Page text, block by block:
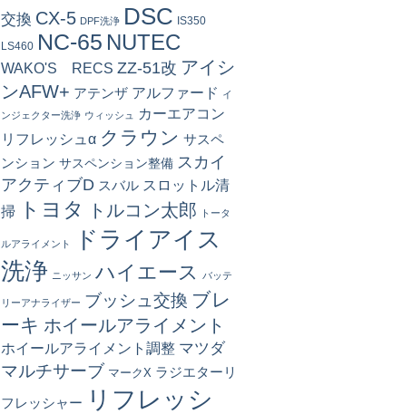
交換 CX-5 DPF洗浄 DSC IS350
LS460 NC-65 NUTEC
WAKO'S RECS ZZ-51改 アイシ
ンAFW+ アテンザ アルファード イ
ンジェクター洗浄 ウィッシュ
カーエアコン
リフレッシュα クラウン サスペ
ンション サスペンション整備 スカイ
アクティブD スバル スロットル清
掃
トヨタ トルコン太郎 トータ
ルアライメント
ドライアイス
洗浄 ニッサン ハイエース バッテ
リーアナライザー ブッシュ交換 ブレ
ーキ ホイールアライメント
ホイールアライメント調整 マツダ
マルチサーブ マークX ラジエターリ
フレッシャー
リフレッシ